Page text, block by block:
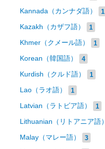
Kannada（カンナダ語） 1
Kazakh（カザフ語） 1
Khmer（クメール語） 1
Korean（韓国語） 4
Kurdish（クルド語） 1
Lao（ラオ語） 1
Latvian（ラトビア語） 1
Lithuanian（リトアニア語）
Malay（マレー語） 3